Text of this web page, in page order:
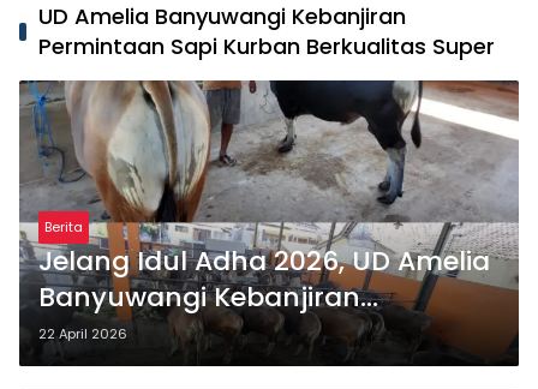
UD Amelia Banyuwangi Kebanjiran
Permintaan Sapi Kurban Berkualitas Super
Berita
Jelang Idul Adha 2026, UD Amelia
Banyuwangi Kebanjiran
Permintaan Sapi Kurban
Berkualitas Super
22 April 2026